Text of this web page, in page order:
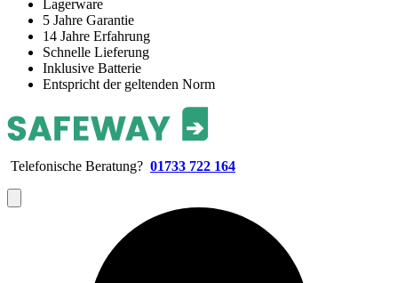
Lagerware
5 Jahre Garantie
14 Jahre Erfahrung
Schnelle Lieferung
Inklusive Batterie
Entspricht der geltenden Norm
Telefonische Beratung? 01733 722 164